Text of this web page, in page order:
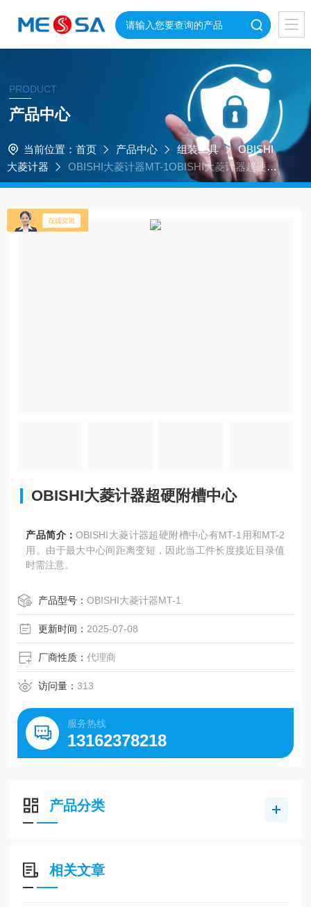
PRODUCT
产品中心
当前位置： 首页 产品中心 组装工具
OBISHI
大菱计器
OBISHI大菱计器MT-1OBISHI大菱计器超硬附
槽中心
OBISHI大菱计器超硬附槽中心
产品简介：OBISHI大菱计器超硬附槽中心有MT-1用和MT-2
用。由于最大中心间距离变短，因此当工件长度接近目录值
时需注意。
产品型号：OBISHI大菱计器MT-1
更新时间： 2025-07-08
厂商性质：代理商
访问量：313
服务热线
13162378218
产品分类
相关文章